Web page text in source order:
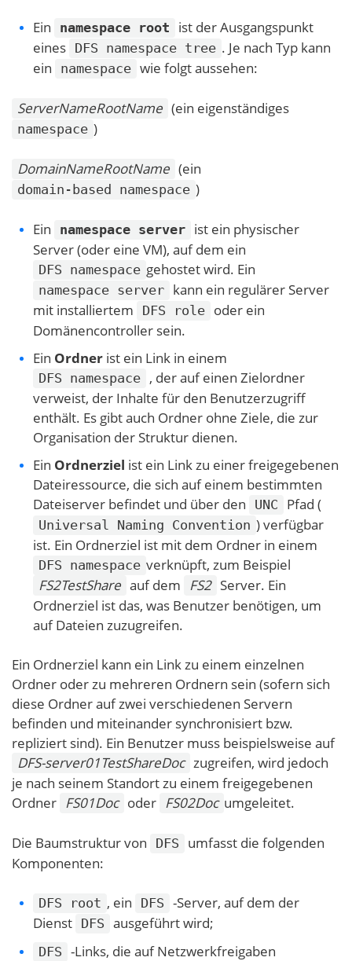
Ein namespace root
ist der Ausgangspunkt
eines DFS namespace tree . Je nach Typ kann
ein
namespace wie folgt aussehen:
ServerNameRootName (ein eigenständiges
namespace )
DomainNameRootName (ein
domain-based namespace )
Ein namespace server ist ein physischer
Server (oder eine VM), auf dem ein
DFS namespace gehostet wird. Ein
namespace server kann ein regulärer Server
mit installiertem
DFS role oder ein
Domänencontroller sein.
Ein Ordner ist ein Link in einem
DFS namespace , der auf einen Zielordner
verweist, der Inhalte für den Benutzerzugriff
enthält. Es gibt auch Ordner ohne Ziele, die zur
Organisation der Struktur dienen.
Ein Ordnerziel ist ein Link zu einer freigegebenen
Dateiressource, die sich auf einem bestimmten
Dateiserver befindet und über den
UNC Pfad (
Universal Naming Convention ) verfügbar
ist. Ein Ordnerziel ist mit dem Ordner in einem
DFS namespace verknüpft, zum Beispiel
FS2TestShare auf dem FS2 Server. Ein
Ordnerziel ist das, was Benutzer benötigen, um
auf Dateien zuzugreifen.
Ein Ordnerziel kann ein Link zu einem einzelnen
Ordner oder zu mehreren Ordnern sein (sofern sich
diese Ordner auf zwei verschiedenen Servern
befinden und miteinander synchronisiert bzw.
repliziert sind). Ein Benutzer muss beispielsweise auf
DFS-server01TestShareDoc zugreifen, wird jedoch
je nach seinem Standort zu einem freigegebenen
Ordner FS01Doc oder FS02Doc umgeleitet.
Die Baumstruktur von DFS
umfasst die folgenden
Komponenten:
DFS root , ein DFS -Server, auf dem der
Dienst DFS ausgeführt wird;
DFS -Links, die auf Netzwerkfreigaben